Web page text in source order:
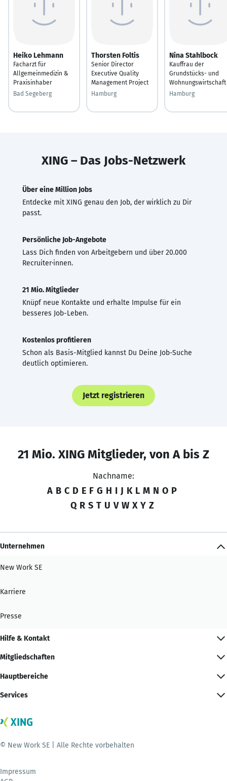
Heiko Lehmann
Facharzt für
Allgemeinmedizin &
Praxisinhaber
Bad Segeberg
Thorsten Foltis
Senior Director
Executive Quality
Management Project
Hamburg
Nina Stahlbock
Kauffrau der
Grundstücks- und
Wohnungswirtschaft
Hamburg
XING – Das Jobs-Netzwerk
Über eine Million Jobs
Entdecke mit XING genau den Job, der wirklich zu Dir
passt.
Persönliche Job-Angebote
Lass Dich finden von Arbeitgebern und über 20.000
Recruiter·innen.
21 Mio. Mitglieder
Knüpf neue Kontakte und erhalte Impulse für ein
besseres Job-Leben.
Kostenlos profitieren
Schon als Basis-Mitglied kannst Du Deine Job-Suche
deutlich optimieren.
Jetzt registrieren
21 Mio. XING Mitglieder, von A bis Z
Nachname:
A B C D E F G H I J K L M N O P
Q R S T U V W X Y Z
Unternehmen
New Work SE
Karriere
Presse
Hilfe & Kontakt
Mitgliedschaften
Hauptbereiche
Services
© New Work SE | Alle Rechte vorbehalten
Impressum